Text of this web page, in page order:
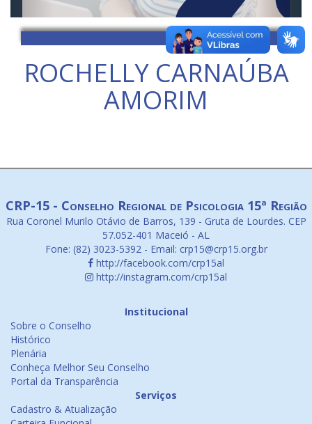
ROCHELLY CARNAÚBA
AMORIM
CRP-15 - Conselho Regional de Psicologia 15ª Região
Rua Coronel Murilo Otávio de Barros, 139 - Gruta de Lourdes. CEP
57.052-401 Maceió - AL
Fone: (82) 3023-5392 - Email: crp15@crp15.org.br
http://facebook.com/crp15al
http://instagram.com/crp15al
Institucional
Sobre o Conselho
Histórico
Plenária
Conheça Melhor Seu Conselho
Portal da Transparência
Serviços
Cadastro & Atualização